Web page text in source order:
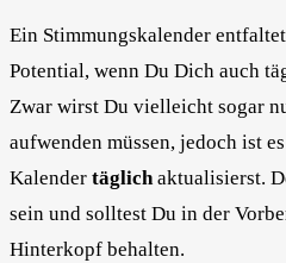
Ein Stimmungskalender
Potential, wenn Du Dich auch
Zwar wirst Du vielleicht sogar
aufwenden müssen, jedoch ist
Kalender täglichaktualisierst.
sein und solltest Du in der
Hinterkopf behalten.